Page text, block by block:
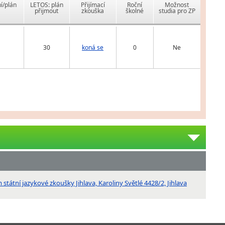
plán LETOS: plán
přijmout
Přijímací
zkouška
Roční
školné
Možnost
studia pro ZP
30 koná se 0 Ne
jazykové zkoušky Jihlava, Karoliny Světlé 4428/2, Jihlava